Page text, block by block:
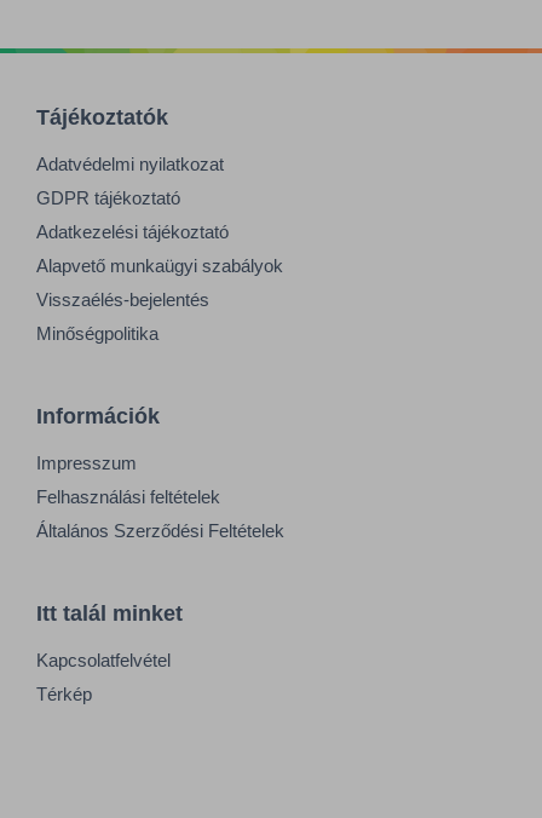
Tájékoztatók
Adatvédelmi nyilatkozat
GDPR tájékoztató
Adatkezelési tájékoztató
Alapvető munkaügyi szabályok
Visszaélés-bejelentés
Minőségpolitika
Információk
Impresszum
Felhasználási feltételek
Általános Szerződési Feltételek
Itt talál minket
Kapcsolatfelvétel
Térkép